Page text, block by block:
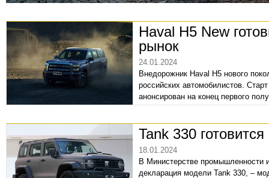
Haval H5 New
рынок
24.01.2024
Внедорожник Haval H5 нового
российских автомобилистов.
анонсирован на конец первого
появиться в дилерских центрах.
Tank 330
18.01.2024
В Министерстве промышленности
декларация модели Tank 330, –